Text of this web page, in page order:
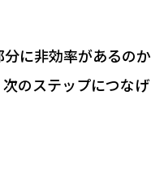
に非効率があるのか
のステップにつなげ